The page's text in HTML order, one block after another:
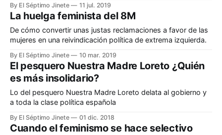
By El Séptimo Jinete 11 jul. 2019
La huelga feminista del 8M
De cómo convertir unas justas reclamaciones a favor de las
mujeres en una reivindicación política de extrema izquierda.
By El Séptimo Jinete 10 mar. 2019
El pesquero Nuestra Madre Loreto ¿Quién
es más insolidario?
Lo del pesquero Nuestra Madre Loreto delata al gobierno y
a toda la clase política española
By El Séptimo Jinete 01 dic. 2018
Cuando el feminismo se hace selectivo